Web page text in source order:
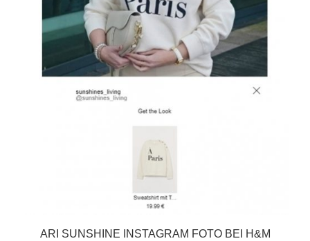
ARI SUNSHINE INSTAGRAM FOTO BEI H&M